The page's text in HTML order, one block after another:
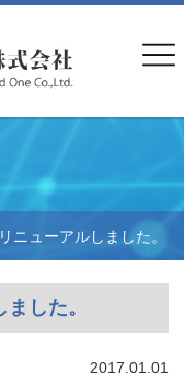
ニューアルしました。
した。
2017.01.01